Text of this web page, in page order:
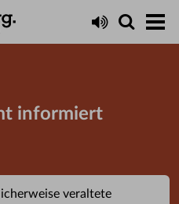
informiert
veraltete